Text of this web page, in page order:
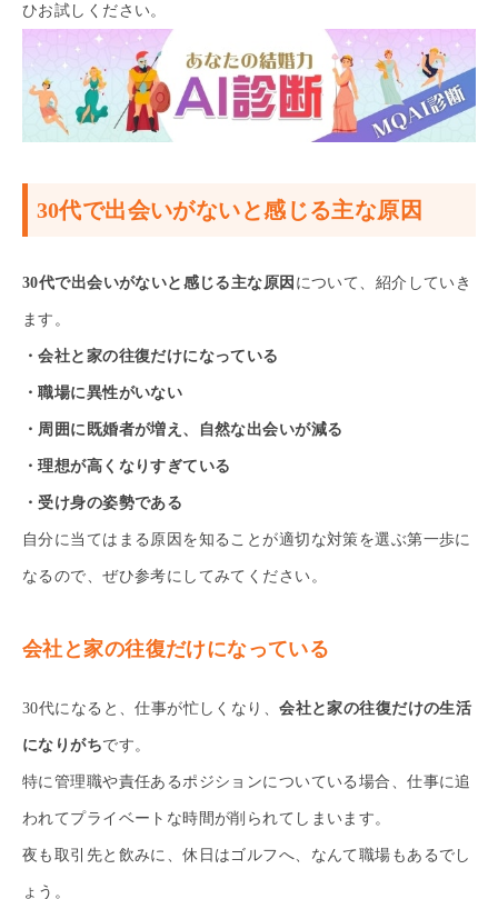
ひお試しください。
30代で出会いがないと感じる主な原因
30代で出会いがないと感じる主な原因 について、紹介していき
ます。
・会社と家の往復だけになっている
・職場に異性がいない
・周囲に既婚者が増え、自然な出会いが減る
・理想が高くなりすぎている
・受け身の姿勢である
自分に当てはまる原因を知ることが適切な対策を選ぶ第一歩に
なるので、ぜひ参考にしてみてください。
会社と家の往復だけになっている
30代になると、仕事が忙しくなり、会社と家の往復だけの生活
になりがちです。
特に管理職や責任あるポジションについている場合、仕事に追
われてプライベートな時間が削られてしまいます。
夜も取引先と飲みに、休日はゴルフへ、なんて職場もあるでし
ょう。